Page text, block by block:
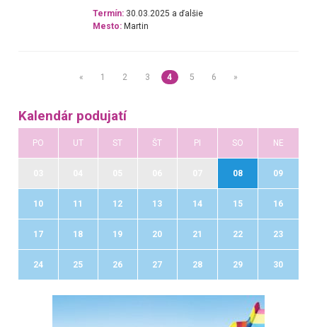
Termín: 30.03.2025 a ďalšie
Mesto: Martin
« 1 2 3 4 5 6 »
Kalendár podujatí
PO UT ST ŠT PI SO NE
08 09
10 11 12 13 14 15 16
17 18 19 20 21 22 23
24 25 26 27 28 29 30